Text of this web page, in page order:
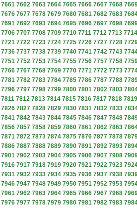
7661 7662 7663 7664 7665 7666 7667 7668
7676 7677 7678 7679 7680 7681 7682 7683
7691 7692 7693 7694 7695 7696 7697 7698
7706 7707 7708 7709 7710 7711 7712 7713 7714
7721 7722 7723 7724 7725 7726 7727 7728
7736 7737 7738 7739 7740 7741 7742 7743
7751 7752 7753 7754 7755 7756 7757 7758
7766 7767 7768 7769 7770 7771 7772 7773
7781 7782 7783 7784 7785 7786 7787 7788
7796 7797 7798 7799 7800 7801 7802 7803
7811 7812 7813 7814 7815 7816 7817 7818 7819
7826 7827 7828 7829 7830 7831 7832 7833
7841 7842 7843 7844 7845 7846 7847 7848
7856 7857 7858 7859 7860 7861 7862 7863
7871 7872 7873 7874 7875 7876 7877 7878
7886 7887 7888 7889 7890 7891 7892 7893
7901 7902 7903 7904 7905 7906 7907 7908
7916 7917 7918 7919 7920 7921 7922 7923
7931 7932 7933 7934 7935 7936 7937 7938
7946 7947 7948 7949 7950 7951 7952 7953
7961 7962 7963 7964 7965 7966 7967 7968
7976 7977 7978 7979 7980 7981 7982 7983